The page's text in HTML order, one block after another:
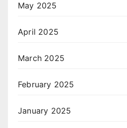
May 2025
April 2025
March 2025
February 2025
January 2025